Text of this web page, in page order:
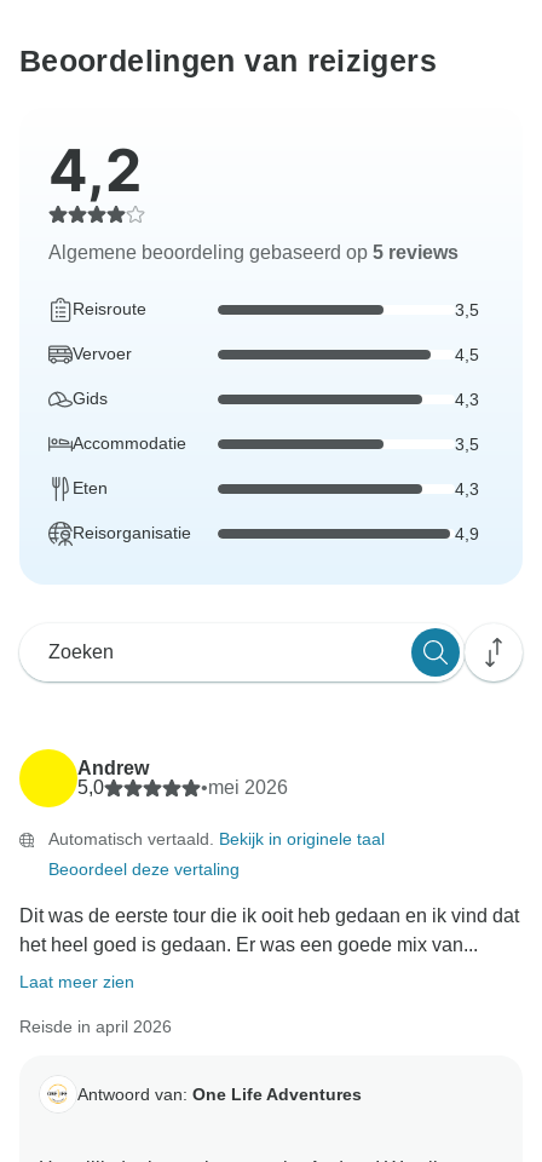
Beoordelingen van reizigers
4,2
Algemene beoordeling gebaseerd op 5 reviews
Reisroute 3,5
Vervoer 4,5
Gids 4,3
Accommodatie 3,5
Eten 4,3
Reisorganisatie 4,9
Andrew
5,0
•mei 2026
Automatisch vertaald. Bekijk in originele taal
Beoordeel deze vertaling
Dit was de eerste tour die ik ooit heb gedaan en ik vind dat
het heel goed is gedaan. Er was een goede mix van...
Laat meer zien
Reisde in april 2026
Antwoord van: One Life Adventures